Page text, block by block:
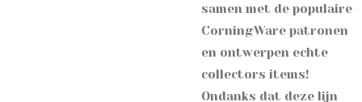
samen met de populaire
CorningWare patronen
en ontwerpen echte
collectors items!
Ondanks dat deze lijn